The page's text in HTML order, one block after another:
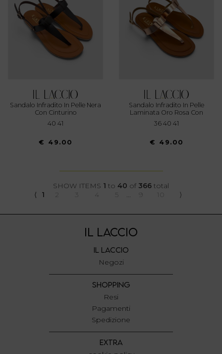
Sandalo Infradito In Pelle Nera
Con Cinturino
40 41
€ 49.00
Sandalo Infradito In Pelle
Laminata Oro Rosa Con
Cinturino
36 40 41
€ 49.00
SHOW ITEMS 1 to 40 of 366 total
⟨
1 2 3 4 5 ... 9 10 ⟩
IL LACCIO
IL LACCIO
Negozi
SHOPPING
Resi
Pagamenti
Spedizione
EXTRA